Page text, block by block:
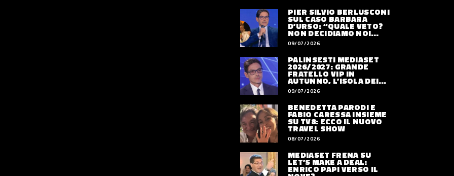
PIER SILVIO BERLUSCONI
SUL CASO BARBARA
D’URSO: “QUALE VETO?
NON DECIDIAMO NOI
DOVE LAVORERÀ”
09/07/2026
PALINSESTI MEDIASET
2026/2027: GRANDE
FRATELLO VIP IN
AUTUNNO, L’ISOLA DEI
FAMOSI SLITTA AL 2027
09/07/2026
BENEDETTA PARODI E
FABIO CARESSA INSIEME
SU TV8: ECCO IL NUOVO
TRAVEL SHOW
08/07/2026
MEDIASET FRENA SU
LET’S MAKE A DEAL:
ENRICO PAPI VERSO IL